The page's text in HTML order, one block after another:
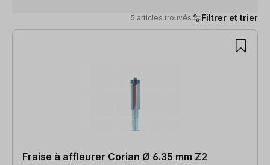
5 articles trouvés Filtrer et trier
5 articles trouvés
Fraise à affleurer Corian Ø 6.35 mm Z2